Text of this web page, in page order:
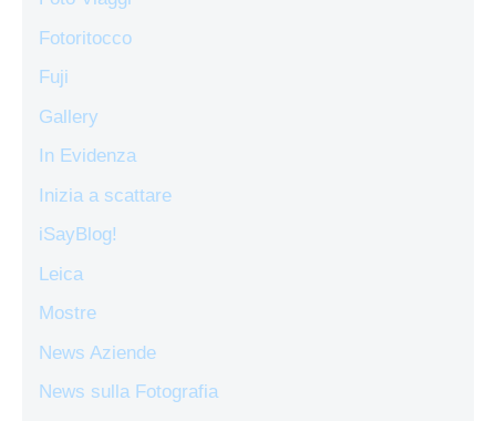
Fotoritocco
Fuji
Gallery
In Evidenza
Inizia a scattare
iSayBlog!
Leica
Mostre
News Aziende
News sulla Fotografia